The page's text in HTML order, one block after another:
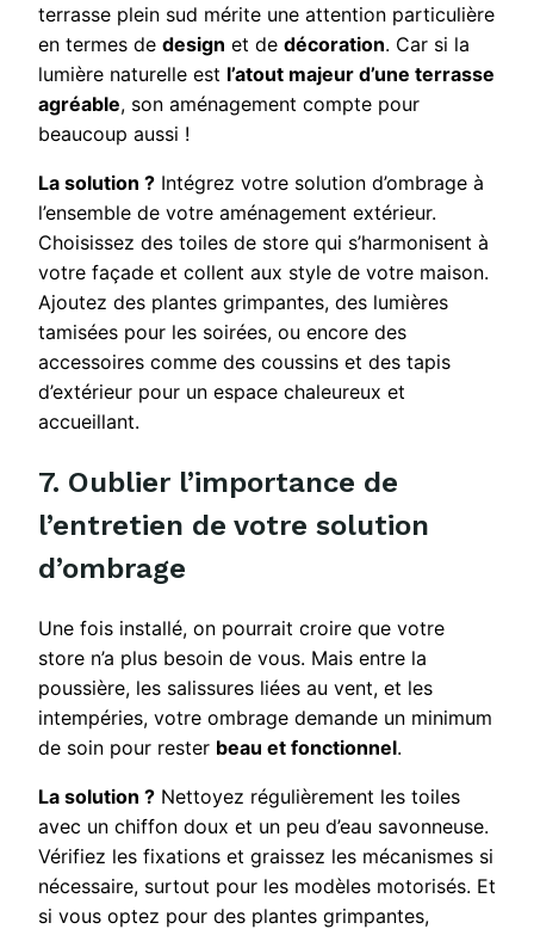
terrasse plein sud mérite une attention particulière
en termes de design et de décoration. Car si la
lumière naturelle est l’atout majeur d’une terrasse
agréable, son aménagement compte pour
beaucoup aussi !
La solution ? Intégrez votre solution d’ombrage à
l’ensemble de votre aménagement extérieur.
Choisissez des toiles de store qui s’harmonisent à
votre façade et collent aux style de votre maison.
Ajoutez des plantes grimpantes, des lumières
tamisées pour les soirées, ou encore des
accessoires comme des coussins et des tapis
d’extérieur pour un espace chaleureux et
accueillant.
7. Oublier l’importance de
l’entretien de votre solution
d’ombrage
Une fois installé, on pourrait croire que votre
store n’a plus besoin de vous. Mais entre la
poussière, les salissures liées au vent, et les
intempéries, votre ombrage demande un minimum
de soin pour rester beau et fonctionnel.
La solution ? Nettoyez régulièrement les toiles
avec un chiffon doux et un peu d’eau savonneuse.
Vérifiez les fixations et graissez les mécanismes si
nécessaire, surtout pour les modèles motorisés. Et
si vous optez pour des plantes grimpantes,